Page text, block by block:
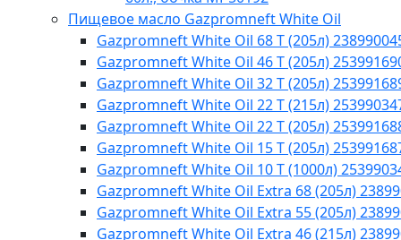
Пищевое масло Gazpromneft White Oil
Gazpromneft White Oil 68 T (205л)
Gazpromneft White Oil 46 T (205л)
Gazpromneft White Oil 32 T (205л)
Gazpromneft White Oil 22 T (215л)
Gazpromneft White Oil 22 T (205л)
Gazpromneft White Oil 15 T (205л)
Gazpromneft White Oil 10 T (1000л)
Gazpromneft White Oil Extra 68 (205л)
Gazpromneft White Oil Extra 55 (205л)
Gazpromneft White Oil Extra 46 (215л)